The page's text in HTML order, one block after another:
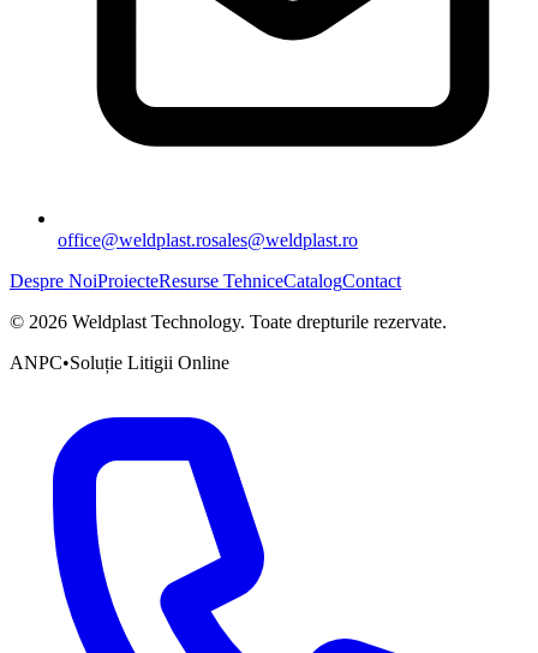
office@weldplast.rosales@weldplast.ro
Despre NoiProiecteResurse TehniceCatalogContact
© 2026 Weldplast Technology. Toate drepturile rezervate.
ANPC•Soluție Litigii Online